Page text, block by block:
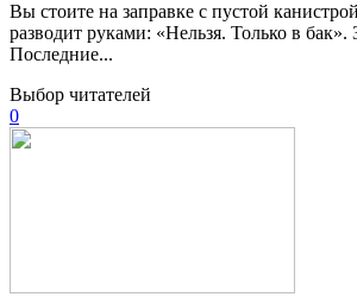
Вы стоите на заправке с пустой
разводит руками: «Нельзя. Только в бак».
Последние...
Выбор читателей
0